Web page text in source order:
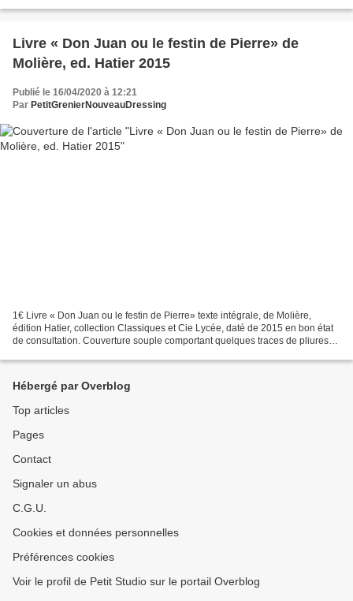
Livre « Don Juan ou le festin de Pierre» de
Molière, ed. Hatier 2015
Publié le 16/04/2020 à 12:21
Par PetitGrenierNouveauDressing
1€ Livre « Don Juan ou le festin de Pierre» texte intégrale, de Molière,
édition Hatier, collection Classiques et Cie Lycée, daté de 2015 en bon état
de consultation. Couverture souple comportant quelques traces de pliures
Hébergé par Overblog
Top articles
Pages
Contact
Signaler un abus
C.G.U.
Cookies et données personnelles
Préférences cookies
Voir le profil de Petit Studio sur le portail Overblog